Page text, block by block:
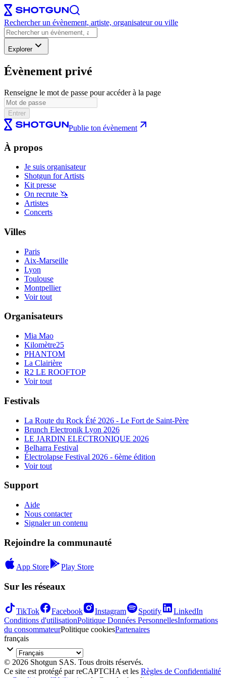
Rechercher un évènement, artiste, organisateur ou ville
Explorer
Évènement privé
Renseigne le mot de passe pour accéder à la page
Entrer
Publie ton évènement
À propos
Je suis organisateur
Shotgun for Artists
Kit presse
On recrute 🦄
Artistes
Concerts
Villes
Paris
Aix-Marseille
Lyon
Toulouse
Montpellier
Voir tout
Organisateurs
Mia Mao
Kilomètre25
PHANTOM
La Clairière
R2 LE ROOFTOP
Voir tout
Festivals
La Route du Rock Été 2026 - Le Fort de Saint-Père
Brunch Electronik Lyon 2026
LE JARDIN ELECTRONIQUE 2026
Belharra Festival
Électrolapse Festival 2026 - 6ème édition
Voir tout
Support
Aide
Nous contacter
Signaler un contenu
Rejoindre la communauté
App Store Play Store
Sur les réseaux
TikTok Facebook Instagram Spotify
LinkedIn
Conditions d'utilisationPolitique Données PersonnellesInformations
du consommateurPolitique cookiesPartenaires
français
© 2026 Shotgun SAS. Tous droits réservés.
Ce site est protégé par reCAPTCHA et les Règles de Confidentialité